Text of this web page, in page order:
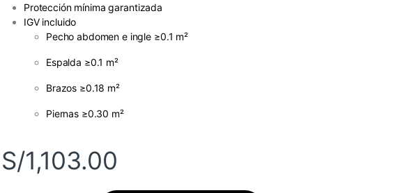
Protección mínima garantizada
IGV incluido
Pecho abdomen e ingle ≥0.1 m²
Espalda ≥0.1 m²
Brazos ≥0.18 m²
Piernas ≥0.30 m²
S/1,103.00